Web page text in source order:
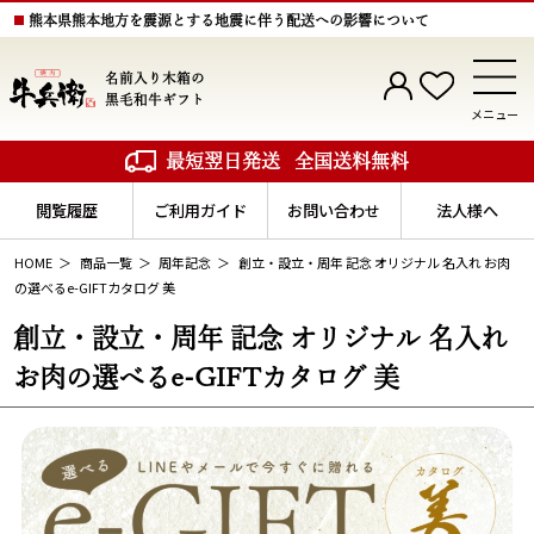
熊本県熊本地方を震源とする地震に伴う配送への影響について
名前入り木箱の
黒毛和牛ギフト
メニュー
最短翌日発送 全国送料無料
閲覧履歴 ご利用ガイド お問い合わせ 法人様へ
HOME 商品一覧 周年記念
創立・設立・周年 記念 オリジナル 名入れ お肉
の選べるe-GIFTカタログ 美
創立・設立・周年 記念 オリジナル 名入れ
お肉の選べるe-GIFTカタログ 美